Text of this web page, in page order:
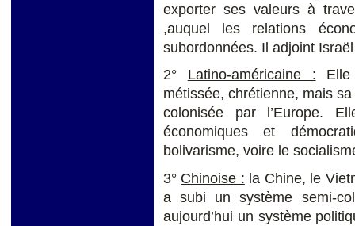
exporter ses valeurs à
,auquel les relations
subordonnées. Il adjoint
2° Latino-américaine : Elle
métissée, chrétienne, mais
colonisée par l’Europe.
économiques et
bolivarisme, voire le
3° Chinoise : la Chine, le
a subi un système semi-
aujourd’hui un système